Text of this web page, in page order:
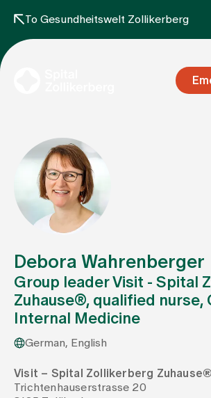
To Gesundheitswelt Zollikerberg
Specialist areas
Stay
Team
Assigning
Events
Debora Wahrenberger
Group leader Visit - Spital
Zuhause®, qualified nurse,
Internal Medicine
German, English
Visit – Spital Zollikerberg Zuhause®
Trichtenhauserstrasse 20